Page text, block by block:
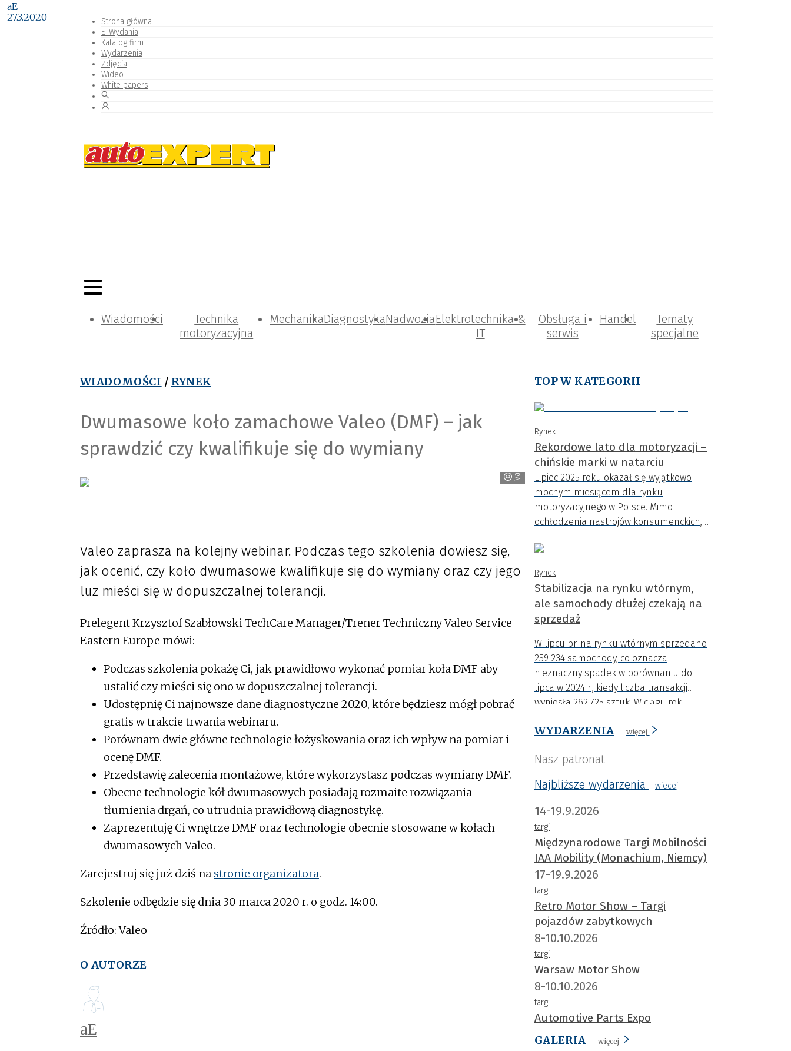
Strona główna
E-Wydania
Katalog firm
Wydarzenia
Zdjęcia
Wideo
White papers
Wiadomości
Technika
motoryzacyjna
MechanikaDiagnostykaNadwoziaElektrotechnika &
IT
Obsługa i
serwis
Handel
Tematy
specjalne
WIADOMOŚCI / RYNEK
Dwumasowe koło zamachowe Valeo (DMF) – jak
sprawdzić czy kwalifikuje się do wymiany
Valeo
aE
27.3.2020
Valeo zaprasza na kolejny webinar. Podczas tego szkolenia dowiesz się,
jak ocenić, czy koło dwumasowe kwalifikuje się do wymiany oraz czy jego
luz mieści się w dopuszczalnej tolerancji.
Prelegent Krzysztof Szabłowski TechCare Manager/Trener Techniczny Valeo Service
Eastern Europe mówi:
Podczas szkolenia pokażę Ci, jak prawidłowo wykonać pomiar koła DMF aby
ustalić czy mieści się ono w dopuszczalnej tolerancji.
Udostępnię Ci najnowsze dane diagnostyczne 2020, które będziesz mógł pobrać
gratis w trakcie trwania webinaru.
Porównam dwie główne technologie łożyskowania oraz ich wpływ na pomiar i
ocenę DMF.
Przedstawię zalecenia montażowe, które wykorzystasz podczas wymiany DMF.
Obecne technologie kół dwumasowych posiadają rozmaite rozwiązania
tłumienia drgań, co utrudnia prawidłową diagnostykę.
Zaprezentuję Ci wnętrze DMF oraz technologie obecnie stosowane w kołach
dwumasowych Valeo.
Zarejestruj się już dziś na stronie organizatora.
Szkolenie odbędzie się dnia 30 marca 2020 r. o godz. 14:00.
Źródło: Valeo
O AUTORZE
aE
TOP W KATEGORII
Rynek
Rekordowe lato dla motoryzacji –
chińskie marki w natarciu
Lipiec 2025 roku okazał się wyjątkowo
mocnym miesiącem dla rynku
motoryzacyjnego w Polsce. Mimo
ochłodzenia nastrojów konsumenckich,
poziom w tym roku.
Rynek
Stabilizacja na rynku wtórnym,
ale samochody dłużej czekają na
sprzedaż
W lipcu br. na rynku wtórnym sprzedano
259 234 samochody, co oznacza
nieznaczny spadek w porównaniu do
lipca w 2024 r., kiedy liczba transakcji
wyniosła 262 725 sztuk. W ciągu roku
000 zł.
WYDARZENIA więcej
Nasz patronat
Najbliższe wydarzenia
wiecej
14-19.9.2026
targi
Międzynarodowe Targi Mobilności
IAA Mobility (Monachium, Niemcy)
17-19.9.2026
targi
Retro Motor Show – Targi
pojazdów zabytkowych
8-10.10.2026
targi
Warsaw Motor Show
8-10.10.2026
targi
Automotive Parts Expo
GALERIA
więcej